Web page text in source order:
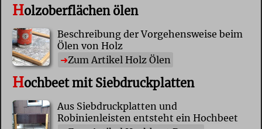
Holzoberflächen ölen
Beschreibung der Vorgehensweise beim
Ölen von Holz
Zum Artikel Holz Ölen
Hochbeet mit Siebdruckplatten
Aus Siebdruckplatten und
Robinienleisten entsteht ein Hochbeet